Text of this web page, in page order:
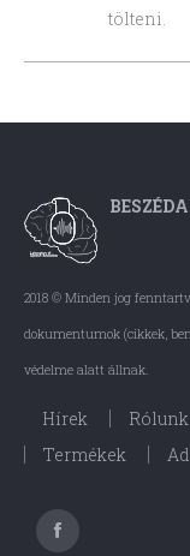
tölteni.
2018 © Minden jog
dokumentumok (cikkek,
védelme alatt állnak.
Hírek Rólunk
Termékek